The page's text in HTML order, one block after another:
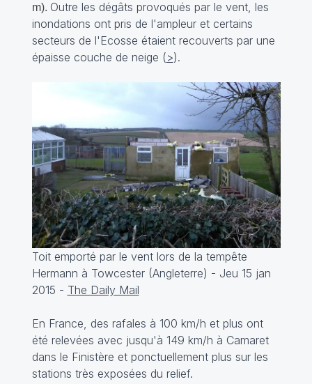
m). Outre les dégâts provoqués par le vent, les
inondations ont pris de l'ampleur et certains
secteurs de l'Ecosse étaient recouverts par une
épaisse couche de neige (>).
Toit emporté par le vent lors de la tempête
Hermann à Towcester (Angleterre) - Jeu 15 jan
2015 - The Daily Mail
En France, des rafales à 100 km/h et plus ont
été relevées avec jusqu'à 149 km/h à Camaret
dans le Finistère et ponctuellement plus sur les
stations très exposées du relief.